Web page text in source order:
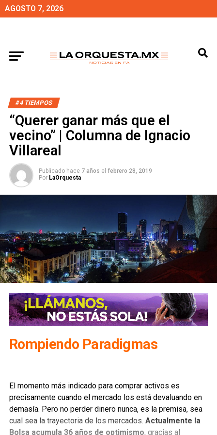
AGOSTO 7, 2026
#4 TIEMPOS
“Querer ganar más que el
vecino” | Columna de Ignacio
Villareal
Publicado hace 7 años el febrero 28, 2019
Por LaOrquesta
Rompiendo Paradigmas
El momento más indicado para comprar activos es
precisamente cuando el mercado los está devaluando en
demasía. Pero no perder dinero nunca, es la premisa, sea
cual sea la trayectoria de los mercados. Actualmente la
Bolsa acumula 36 años de optimismo, gracias al